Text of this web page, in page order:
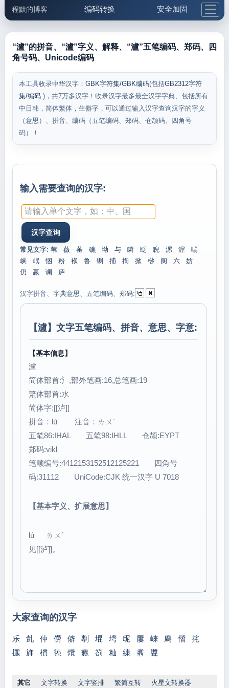
程默的博客 编码转换 安全加固
邮件工具 生活便民 更多工具
“瀘”的拼音、“瀘”字义、解释、“瀘”五笔编码、郑码、四
角号码、Unicode编码
本工具收录中华汉字： GBK字符集/GBK编码(包括GB2312字符
集/编码 )，共7万多汉字！收录汉字最多最全汉字字典、包括所有
中日韩，简体繁体，生僻字，可以通过输入汉字查询汉字的字义
（意思）、拼音、编码（五笔编码、郑码、仓颉码、四角号
码）！
输入需要查询的汉字:
常见文字: 苇 薇 蕃 礁 坳 与 瞵 眨 睨 漯 渥
喘
峡
岷 悃 粉 袱 鲁 铡 捕 掏 掀 桫 阒 六
妨
仍
蠃 谰 庐
汉字拼音、字典意思、五笔编码、郑码:
【瀘】文字五笔编码、拼音、意思、字意:
【基本信息】
瀘
简体部首:氵,部外笔画:16,总笔画:19
繁体部首:水
简体字:[[泸]]
拼音：lú 注音：ㄌㄨˊ
五笔86:IHAL 五笔98:IHLL 仓颉:EYPT
郑码:vikl
笔顺编号:4412153152512125221 四角号
码:31112 UniCode:CJK 统一汉字 U 7018
【基本字义、扩展意思】
lú ㄌㄨˊ
见[[泸]]。
大家查询的汉字
乐 亄 仲 僗 僻 剸 堒 塆 屔 屢 崍 廌 慴
挓
攦
斾 樌 毜 爦 癜 箚 籼 練 翥 聻
其它 文字转换 文字竖排 繁简互转 火星文转换器